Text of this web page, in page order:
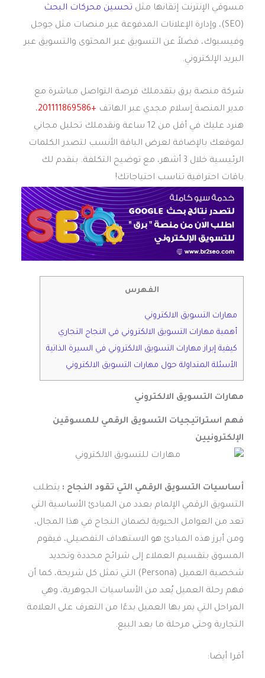
مسوقي الإنترنت إتقانها مثل تحسين محركات البحث
(SEO)، وإدارة الإعلانات المدفوعة عبر منصات مثل جوجل
وفيسبوك، فضلاً عن التسويق عبر المحتوى والتسويق عبر
البريد الإلكتروني.
شركة منصة برق بتقدملك فرصة التواصل مباشرة مع
مدير المنصة إسلام مجدي عبر الهاتف +201111869586
،
هنرد عليك في أقل من 12 ساعة ونقدملك تحليل مجاني
لموقعك بالإضافة لعرض الباقة الأنسب لتصدر الكلمات
الرئيسية خلال 3 أشهر، مع توضيح التكلفة. بنقدم لك
باقات احترافية تناسب احتياجاتك!
الفهرس
مهارات التسويق الالكتروني
أهمية مهارات التسويق الالكتروني في النجاح التجاري
كيفية إبراز مهارات التسويق الالكتروني في السيرة الذاتية
الأسئلة المتداولة حول مهارات التسويق الالكتروني
مهارات التسويق الالكتروني
فهم استراتيجيات التسويق الرقمي للمسوقين
الإلكترونيين
أساسيات التسويق الرقمي التي تقود النجاح : يتطلب
التسويق الرقمي الإلمام بعدد من المبادئ الأساسية التي
تعد من العوامل الحيوية لضمان النجاح في هذا المجال،
ومن أبرز هذه المبادئ هو الاستهداف التفصيلي، فيقوم
المسوق بتقسيم العملاء إلى شرائح محددة وتحديد
شخصية العميل (Persona) التي تمثل كل شريحة، كما أن
فهم رحلة العميل يُعد من الأساسيات الجوهرية، وهي
المراحل التي يمر بها العميل بدءًا من التعرف على العلامة
التجارية وحتى مرحلة ما بعد البيع.
أقرا أيضا: